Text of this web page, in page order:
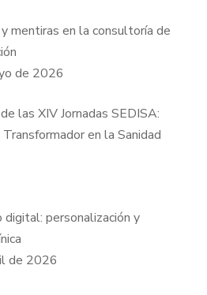
mentiras en la consultoría de
de 2026
las XIV Jornadas SEDISA:
en la Sanidad
digital: personalización y
de 2026